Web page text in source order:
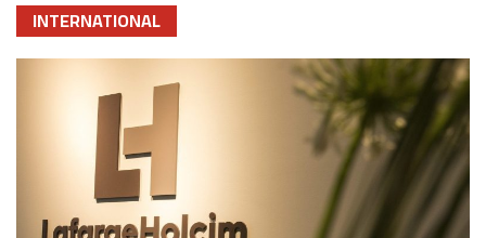
INTERNATIONAL